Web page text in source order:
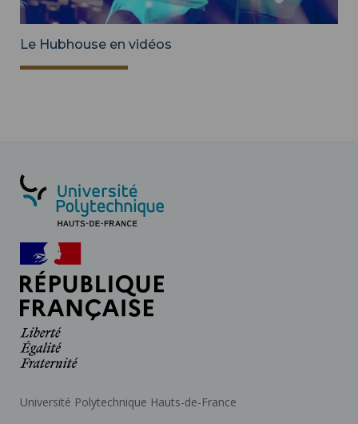
Le Hubhouse en vidéos
Université Polytechnique Hauts-de-France